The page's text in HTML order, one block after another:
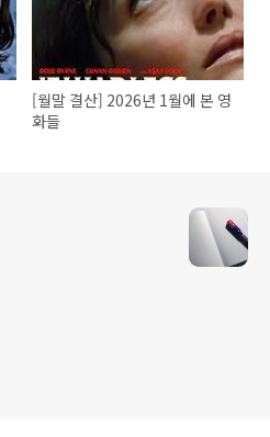
[월말 결산] 2026년 1월에 본 영
화들